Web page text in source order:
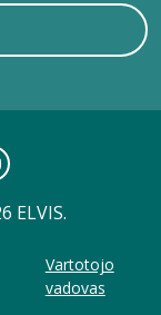
ELVIS.
Vartotojo
vadovas